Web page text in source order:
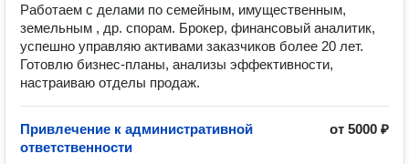
Работаем с делами по семейным, имущественным,
земельным , др. спорам. Брокер, финансовый аналитик,
успешно управляю активами заказчиков более 20 лет.
Готовлю бизнес-планы, анализы эффективности,
настраиваю отделы продаж.
Привлечение к административной
ответственности
от 5000 ₽